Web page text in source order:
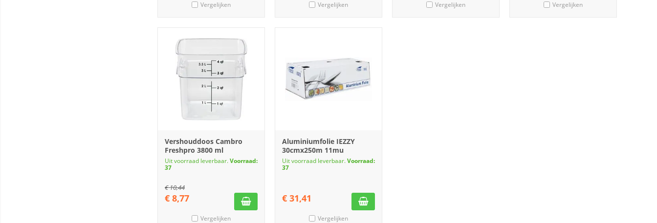
Vergelijken Vergelijken Vergelijken Vergelijken
Vershouddoos Cambro
Freshpro 3800 ml
Uit voorraad leverbaar.Voorraad:
37
€10,44
€ 8,77
Vergelijken
Aluminiumfolie IEZZY
30cmx250m 11mu
Uit voorraad leverbaar.Voorraad:
37
€ 31,41
Vergelijken